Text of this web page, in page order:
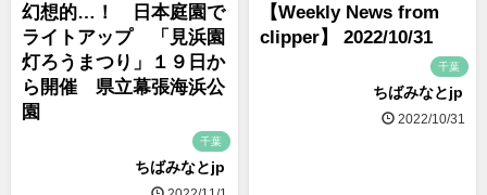
幻想的…！ 日本庭園で
ライトアップ 「見浜園
灯ろうまつり」１９日か
ら開催 県立幕張海浜公
園
千葉
ちばみなとjp
【Weekly News from
clipper】 2022/10/31
千葉
ちばみなとjp
2022/10/31